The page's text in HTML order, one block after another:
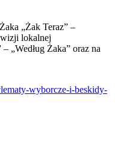
„Żak Teraz” –
lokalnej
„Według Żaka” oraz na
wyborcze-i-beskidy-